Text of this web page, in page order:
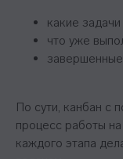
какие
что уже
По сути, канбан с
процесс работы
каждого этапа
Подпишитесь на
до зарплаты и